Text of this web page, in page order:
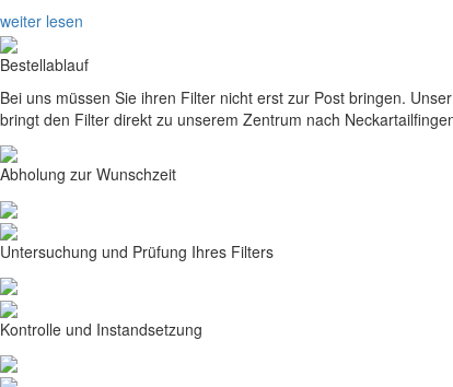
weiter lesen
Bestellablauf
Bei uns müssen Sie ihren Filter nicht erst zur Post bringen.
bringt den Filter direkt zu unserem Zentrum nach
Abholung zur Wunschzeit
Untersuchung und Prüfung Ihres Filters
Kontrolle und Instandsetzung